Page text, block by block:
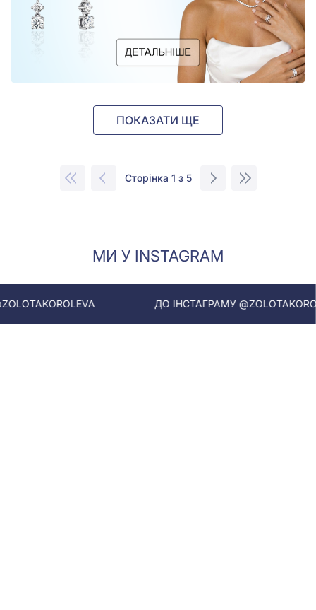
ПОКАЗАТИ ЩЕ
Сторінка 1 з 5
МИ У INSTAGRAM
ДО ІНСТАГРАМУ @ZOLOTAKOROLEVA